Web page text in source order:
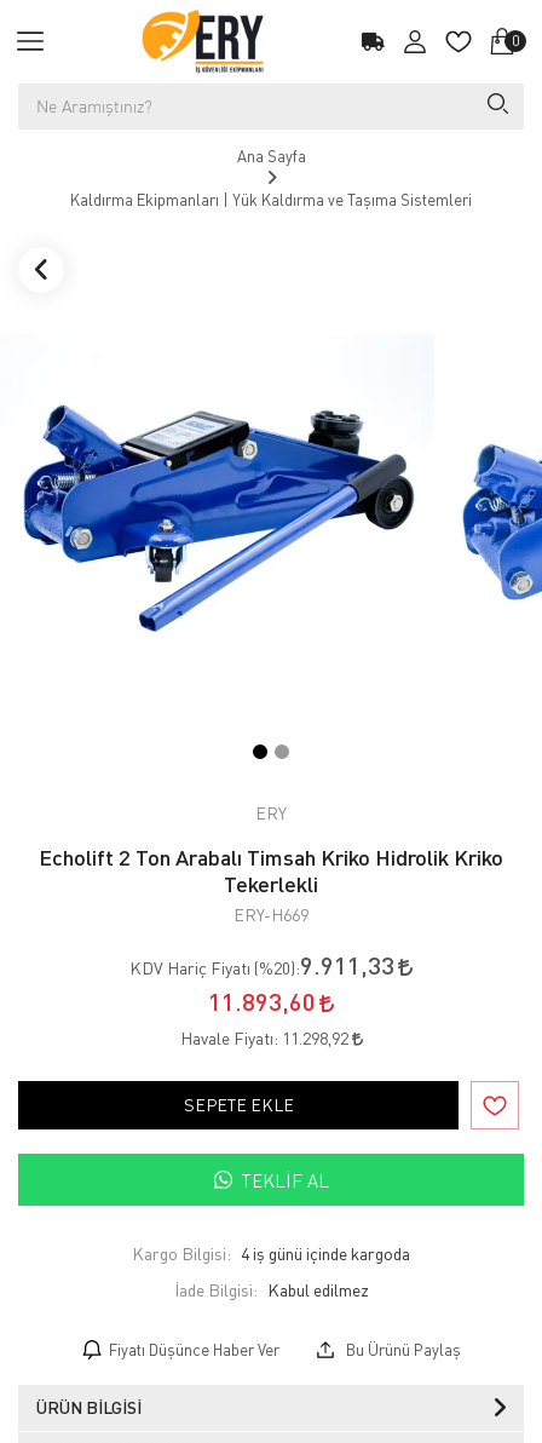
0
Ana Sayfa
Kaldırma Ekipmanları | Yük Kaldırma ve Taşıma Sistemleri
ERY
Echolift 2 Ton Arabalı Timsah Kriko Hidrolik Kriko
Tekerlekli
ERY-H669
KDV Hariç Fiyatı (%20):9.911,33
11.893,60
Havale Fiyatı: 11.298,92
SEPETE EKLE
TEKLIF AL
Kargo Bilgisi: 4 iş günü içinde kargoda
İade Bilgisi:
Fiyatı Düşünce Haber Ver Bu Ürünü Paylaş
ÜRÜN BILGISI